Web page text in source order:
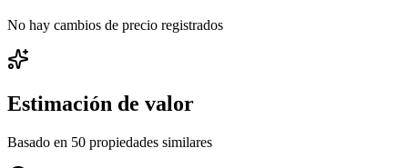
No hay cambios de precio registrados
Estimación de valor
Basado en 50 propiedades similares